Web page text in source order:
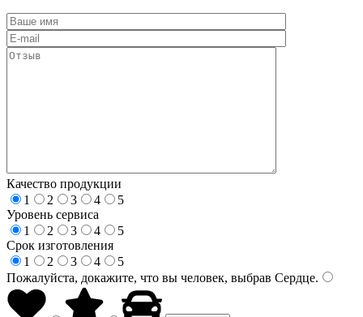
Качество продукции
1
2 3 4
5
Уровень сервиса
1
2 3 4
5
Срок изготовления
1
2 3 4
5
Пожалуйста, докажите, что вы человек, выбрав Сердце.